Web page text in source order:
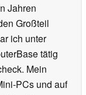
Jahren
Großteil
ich unter
tätig
Mein
PCs und auf